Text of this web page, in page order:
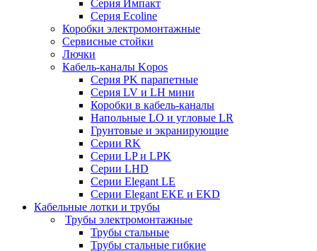
Серия Импакт
Серия Ecoline
Коробки электромонтажные
Сервисные стойки
Лючки
Кабель-каналы Kopos
Серия PK парапетные
Серия LV и LH мини
Коробки в кабель-каналы
Напольные LO и угловые LR
Грунтовые и экранирующие
Серии RK
Серии LP и LPK
Серии LHD
Серии Elegant LE
Серии Elegant EKE и EKD
Кабельные лотки и трубы
Трубы электромонтажные
Трубы стальные
Трубы стальные гибкие